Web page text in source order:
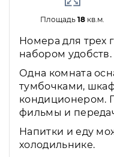
Площадь18 кв.м.
Номера для трех
набором удобств.
Одна комната
тумбочками,
кондиционером.
фильмы и
Напитки и еду
холодильнике.